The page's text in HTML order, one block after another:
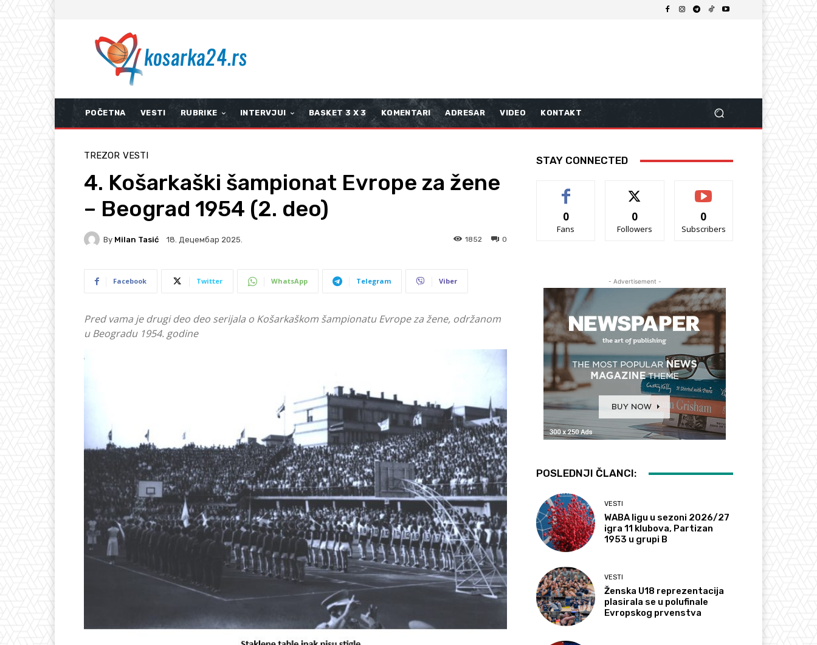
POČETNA VESTI RUBRIKE INTERVJUI BASKET 3 X 3 KOMENTARI ADRESAR VIDEO KONTAKT
TREZOR VESTI
4. Košarkaški šampionat Evrope za žene
– Beograd 1954 (2. deo)
By Milan Tasić 18. Децембар 2025. 0
1852
Facebook Twitter WhatsApp Telegram Viber
Pred vama je drugi deo deo serijala o Košarkaškom šampionatu Evrope za žene, održanom
u Beogradu 1954. godine
STAY CONNECTED
0
Fans
0
Followers
0
Subscribers
- Advertisement -
POSLEDNJI ČLANCI:
VESTI
WABA ligu u sezoni 2026/27
igra 11 klubova, Partizan
1953 u grupi B
VESTI
Ženska U18 reprezentacija
plasirala se u polufinale
Evropskog prvenstva